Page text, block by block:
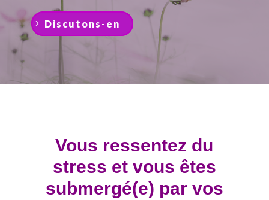
Discutons-en
Vous ressentez du
stress et vous êtes
submergé(e) par vos